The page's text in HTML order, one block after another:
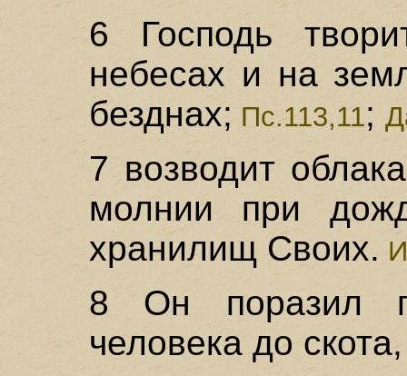
6 Господь
небесах и на
безднах;Пс.113,11;
7 возводит
молнии при
хранилищ Своих.
8 Он поразил
человека до скота,